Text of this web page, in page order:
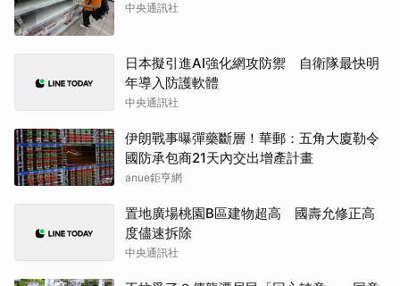
中央通訊社
日本擬引進AI強化網攻防禦 自衛隊最快明
年導入防護軟體
中央通訊社
伊朗戰事曝彈藥斷層！華郵：五角大廈勒令
國防承包商21天內交出增產計畫
anue鉅亨網
置地廣場桃園B區建物超高 國壽允修正高
度儘速拆除
中央通訊社